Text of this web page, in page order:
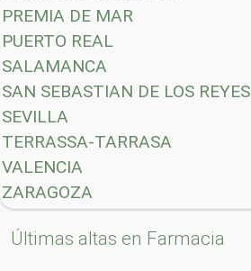
PREMIA DE MAR
PUERTO REAL
SALAMANCA
SAN SEBASTIAN DE LOS REYES
SEVILLA
TERRASSA-TARRASA
VALENCIA
ZARAGOZA
Últimas altas en Farmacia